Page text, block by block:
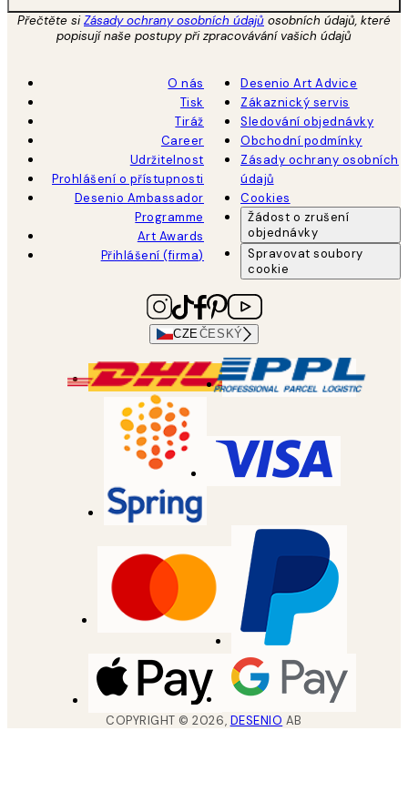
Přečtěte siZásady ochrany osobních údajů osobních údajů, které
popisují naše postupy při zpracovávání vašich údajů
O nás
Tisk
Tiráž
Career
Udržitelnost
Prohlášení o přístupnosti
Desenio Ambassador
Programme
Art Awards
Přihlášení (firma)
Desenio Art Advice
Zákaznický servis
Sledování objednávky
Obchodní podmínky
Zásady ochrany osobních
údajů
Cookies
Žádost o zrušení
objednávky
Spravovat soubory
cookie
CZEČESKÝ
COPYRIGHT ©2026, DESENIO AB